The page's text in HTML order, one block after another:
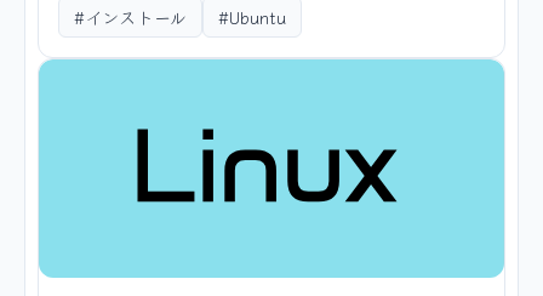
#インストール #Ubuntu